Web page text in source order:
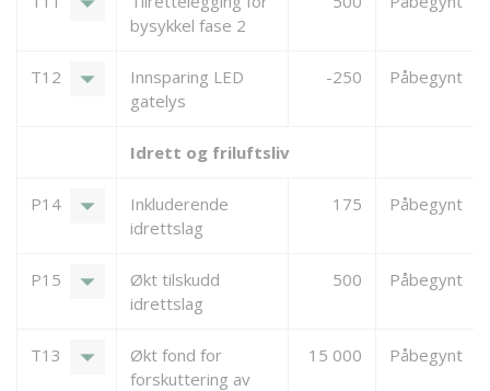
bysykkel fase 2
T12 arrow_drop_down
Innsparing LED
gatelys
-250 Påbegynt
Idrett og friluftsliv
P14 arrow_drop_down
Inkluderende
idrettslag
175 Påbegynt
P15 arrow_drop_down
Økt tilskudd
idrettslag
500 Påbegynt
T13 arrow_drop_down
Økt fond for
forskuttering av
15 000 Påbegynt